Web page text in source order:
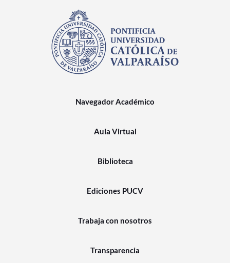
Navegador Académico
Aula Virtual
Biblioteca
Ediciones PUCV
Trabaja con nosotros
Transparencia